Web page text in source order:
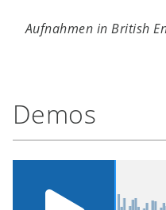
Aufnahmen in British
Demos